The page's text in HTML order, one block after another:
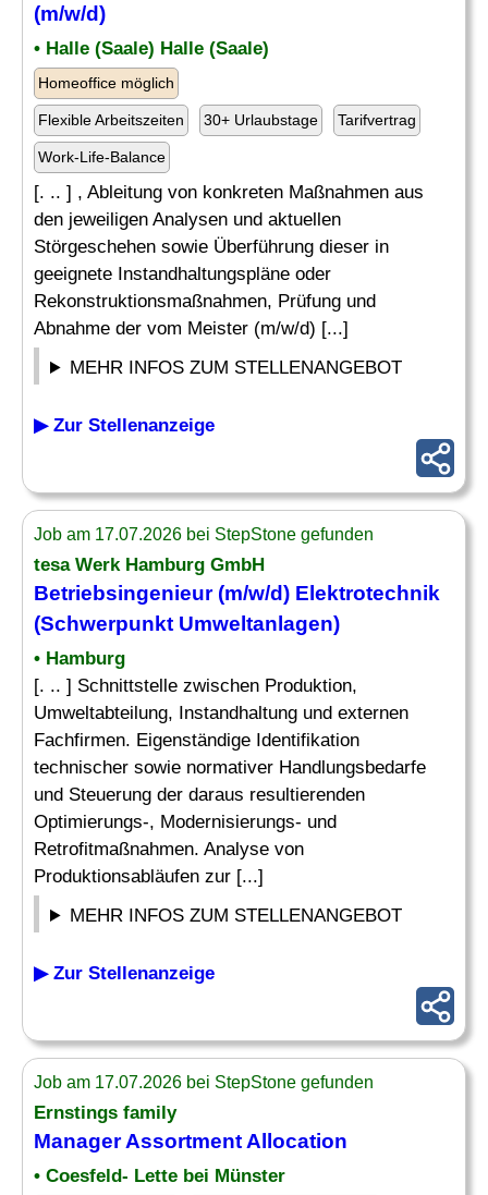
(m/w/d)
• Halle (Saale) Halle (Saale)
Homeoffice möglich
Flexible Arbeitszeiten 30+ Urlaubstage Tarifvertrag
Work-Life-Balance
[. .. ] , Ableitung von konkreten Maßnahmen aus
den jeweiligen Analysen und aktuellen
Störgeschehen sowie Überführung dieser in
geeignete Instandhaltungspläne oder
Rekonstruktionsmaßnahmen, Prüfung und
Abnahme der vom Meister (m/w/d) [...]
MEHR INFOS ZUM STELLENANGEBOT
▶ Zur Stellenanzeige
Job am 17.07.2026 bei StepStone gefunden
tesa Werk Hamburg GmbH
Betriebsingenieur (m/w/d) Elektrotechnik
(Schwerpunkt Umweltanlagen)
• Hamburg
[. .. ] Schnittstelle zwischen Produktion,
Umweltabteilung, Instandhaltung und externen
Fachfirmen. Eigenständige Identifikation
technischer sowie normativer Handlungsbedarfe
und Steuerung der daraus resultierenden
Optimierungs-, Modernisierungs- und
Retrofitmaßnahmen. Analyse von
Produktionsabläufen zur [...]
MEHR INFOS ZUM STELLENANGEBOT
▶ Zur Stellenanzeige
Job am 17.07.2026 bei StepStone gefunden
Ernstings family
Manager Assortment Allocation
• Coesfeld- Lette bei Münster